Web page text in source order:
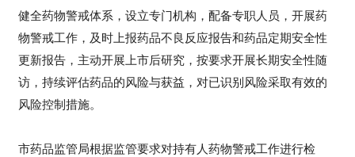
健全药物警戒体系，设立专门机构，配备专职人员，开展药
物警戒工作，及时上报药品不良反应报告和药品定期安全性
更新报告，主动开展上市后研究，按要求开展长期安全性随
访，持续评估药品的风险与获益，对已识别风险采取有效的
风险控制措施。
市药品监管局根据监管要求对持有人药物警戒工作进行检